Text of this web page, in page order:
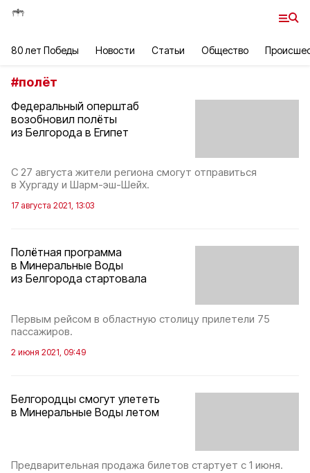
80 лет Победы Новости Статьи Общество
#полёт
Федеральный оперштаб
возобновил полёты
из Белгорода в Египет
С 27 августа жители региона смогут отправиться
в Хургаду и Шарм-эш-Шейх.
17 августа 2021, 13:03
Полётная программа
в Минеральные Воды
из Белгорода стартовала
Первым рейсом в областную столицу прилетели 75
пассажиров.
2 июня 2021, 09:49
Белгородцы смогут улететь
в Минеральные Воды летом
Предварительная продажа билетов стартует с 1 июня.